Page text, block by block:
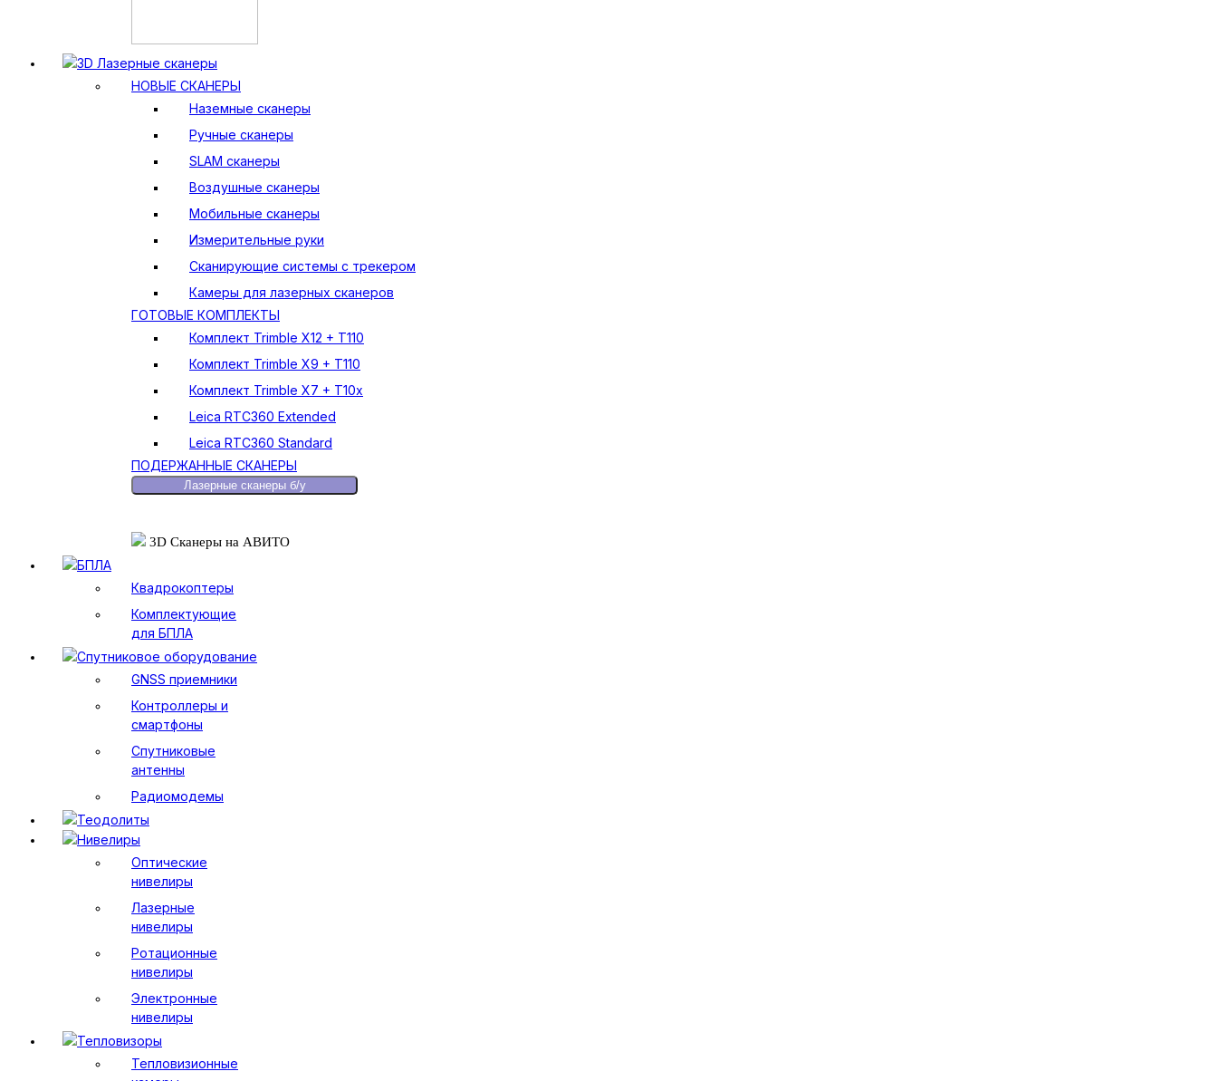
3D Лазерные сканеры
НОВЫЕ СКАНЕРЫ
Наземные сканеры
Ручные сканеры
SLAM сканеры
Воздушные сканеры
Мобильные сканеры
Измерительные руки
Сканирующие системы с трекером
Камеры для лазерных сканеров
ГОТОВЫЕ КОМПЛЕКТЫ
Комплект Trimble X12 + T110
Комплект Trimble X9 + T110
Комплект Trimble X7 + T10x
Leica RTC360 Extended
Leica RTC360 Standard
ПОДЕРЖАННЫЕ СКАНЕРЫ
Лазерные сканеры б/у
3D Сканеры на АВИТО
БПЛА
Квадрокоптеры
Комплектующие
для БПЛА
Спутниковое оборудование
GNSS приемники
Контроллеры и
смартфоны
Спутниковые
антенны
Радиомодемы
Теодолиты
Нивелиры
Оптические
нивелиры
Лазерные
нивелиры
Ротационные
нивелиры
Электронные
нивелиры
Тепловизоры
Тепловизионные